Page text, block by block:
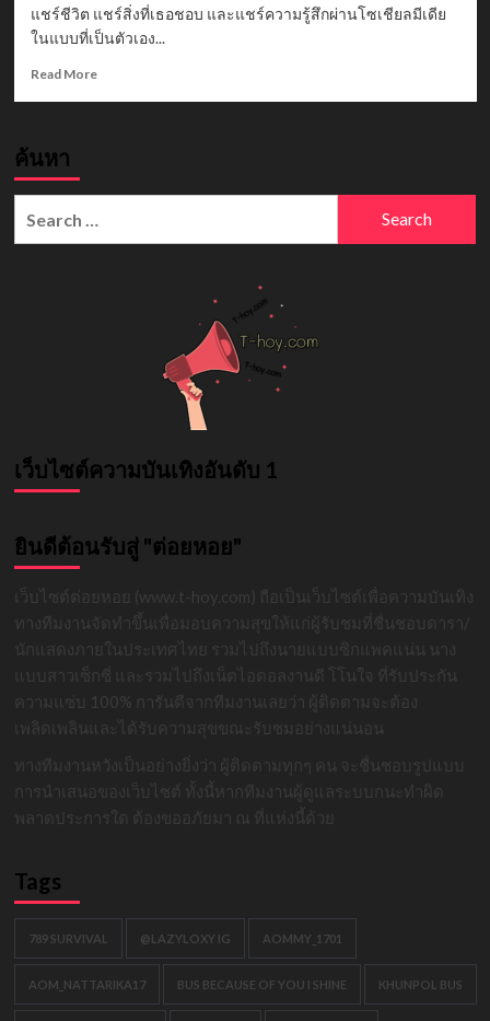
แชร์ชีวิต แชร์สิ่งที่เธอชอบ และแชร์ความรู้สึกผ่านโซเชียลมีเดีย
ในแบบที่เป็นตัวเอง...
Read MoreRead
สาว
ค้นหา
เว็บไซต์ความบันเทิงอันดับ 1
ยินดีต้อนรับสู่ "ต่อยหอย"
เว็บไซต์ต่อยหอย (www.t-hoy.com) ถือเป็นเว็บไซต์เพื่อความบันเทิง
ทางทีมงานจัดทำขึ้นเพื่อมอบความสุขให้แก่ผู้รับชมที่ชื่นชอบดารา/
นักแสดงภายในประเทศไทย รวมไปถึงนายแบบซิกแพคแน่น นาง
แบบสาวเซ็กซี่ และรวมไปถึงเน็ตไอดอลงานดี โโนใจ ที่รับประกัน
ความแซ่บ 100% การันตีจากทีมงานเลยว่า ผู้ติดตามจะต้อง
เพลิดเพลินและได้รับความสุขขณะรับชมอย่างแน่นอน
ทางทีมงานหวังเป็นอย่างยิ่งว่า ผู้ติดตามทุกๆ คน จะชื่นชอบรูปแบบ
การนำเสนอของเว็บไซต์ ทั้งนี้หากทีมงานผู้ดูแลระบบกนะทำผิด
พลาดประการใด ต้องขออภัยมา ณ ที่แห่งนี้ด้วย
Tags
789 SURVIVAL @LAZYLOXY IG AOMMY_1701
AOM_NATTARIKA17 BUS BECAUSE OF YOU I SHINE KHUNPOL BUS